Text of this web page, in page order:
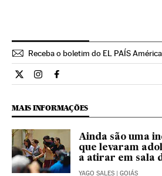
Receba o boletim do EL PAÍS América
Internacional El País Brasil en
Internacional El País Brasil en
Internacional El País
MAIS INFORMAÇÕES
Ainda são uma
que levaram
a atirar em sala
YAGO SALES | GOIÁS